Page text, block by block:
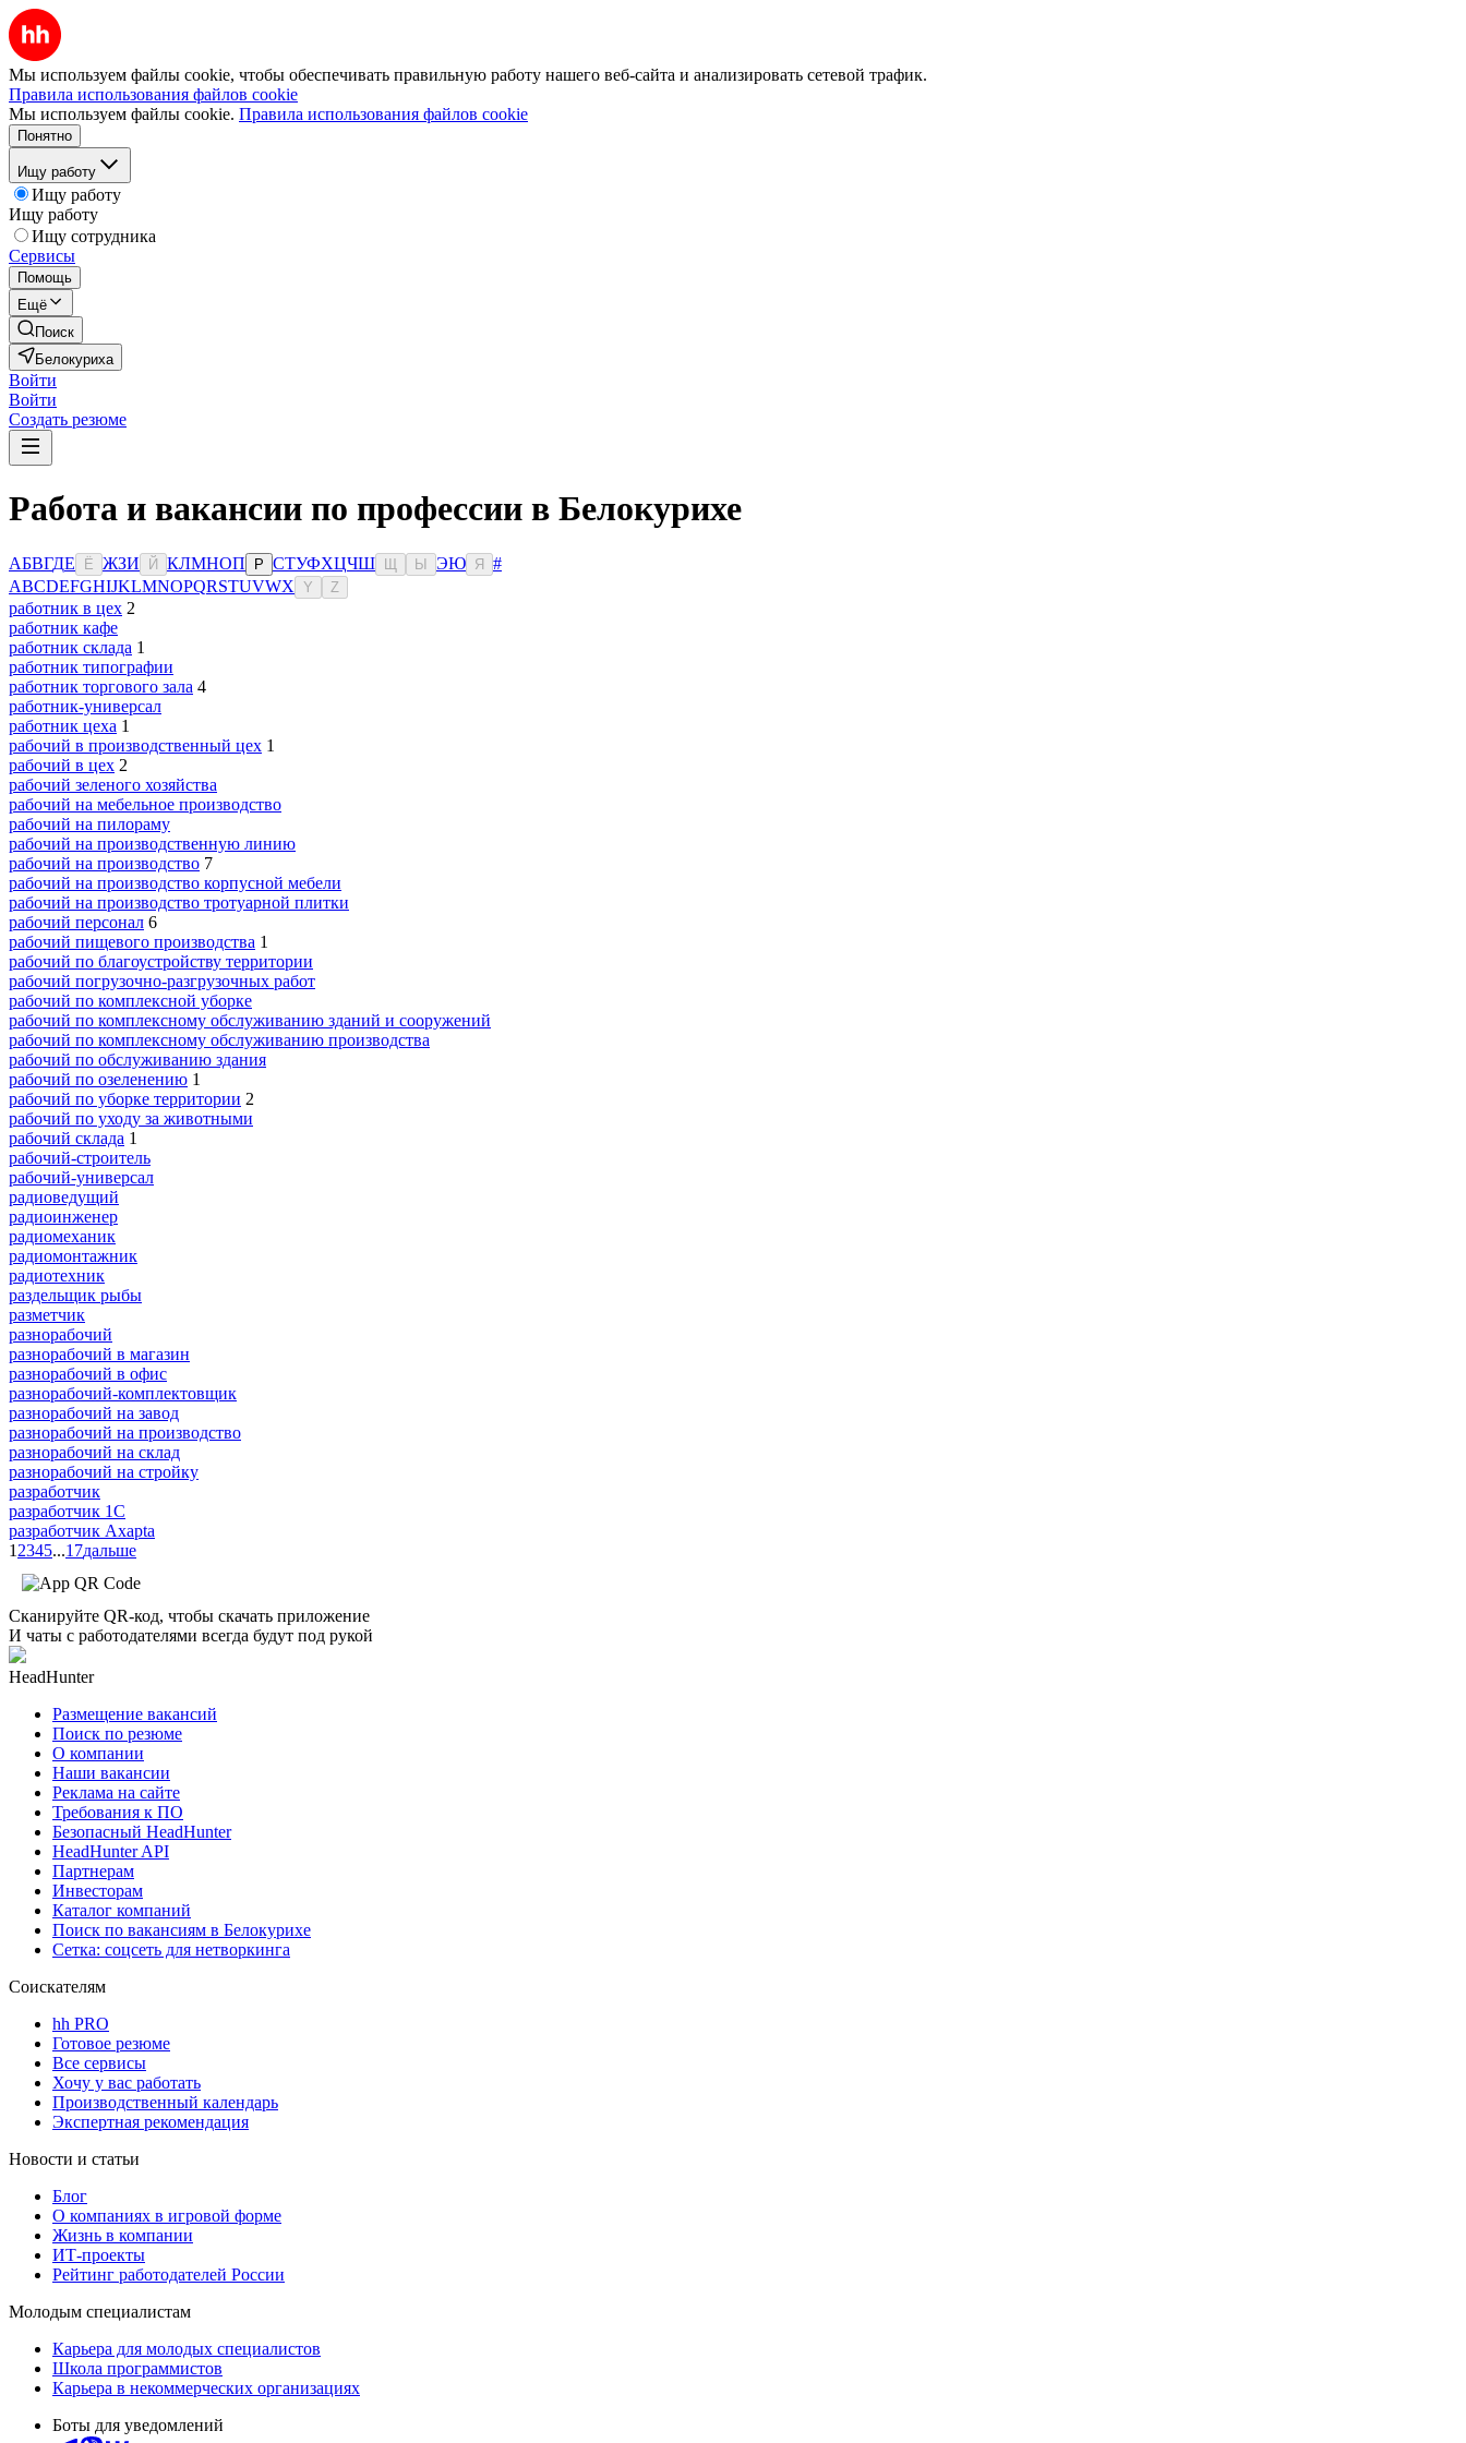
Мы используем файлы cookie, чтобы обеспечивать правильную работу нашего веб-сайта и анализировать сетевой трафик.
Правила использования файлов cookie
Мы используем файлы cookie. Правила использования файлов cookie
Понятно
Ищу работу
Ищу работу
Ищу работу
Ищу сотрудника
Сервисы
Помощь
Ещё
Поиск
Белокуриха
Войти
Войти
Создать резюме
Работа и вакансии по профессии в Белокурихе
АБВГДЕ Ё ЖЗИ Й КЛМНОП Р СТУФХЦЧШ Ы ЭЮ Я
#
ABCDEFGHIJKLMNOPQRSTUVWX Y Z
работник в цех 2
работник кафе
работник склада 1
работник типографии
работник торгового зала 4
работник-универсал
работник цеха 1
рабочий в производственный цех 1
рабочий в цех 2
рабочий зеленого хозяйства
рабочий на мебельное производство
рабочий на пилораму
рабочий на производственную линию
рабочий на производство 7
рабочий на производство корпусной мебели
рабочий на производство тротуарной плитки
рабочий персонал 6
рабочий пищевого производства 1
рабочий по благоустройству территории
рабочий погрузочно-разгрузочных работ
рабочий по комплексной уборке
рабочий по комплексному обслуживанию зданий и сооружений
рабочий по комплексному обслуживанию производства
рабочий по обслуживанию здания
рабочий по озеленению 1
рабочий по уборке территории 2
рабочий по уходу за животными
рабочий склада 1
рабочий-строитель
рабочий-универсал
радиоведущий
радиоинженер
радиомеханик
радиомонтажник
радиотехник
раздельщик рыбы
разметчик
разнорабочий
разнорабочий в магазин
разнорабочий в офис
разнорабочий-комплектовщик
разнорабочий на завод
разнорабочий на производство
разнорабочий на склад
разнорабочий на стройку
разработчик
разработчик 1C
разработчик Axapta
1 2345...17дальше
Сканируйте QR-код, чтобы скачать приложение
И чаты с работодателями всегда будут под рукой
HeadHunter
Размещение вакансий
Поиск по резюме
О компании
Наши вакансии
Реклама на сайте
Требования к ПО
Безопасный HeadHunter
HeadHunter API
Партнерам
Инвесторам
Каталог компаний
Поиск по вакансиям в Белокурихе
Сетка: соцсеть для нетворкинга
Соискателям
hh PRO
Готовое резюме
Все сервисы
Хочу у вас работать
Производственный календарь
Экспертная рекомендация
Новости и статьи
Блог
О компаниях в игровой форме
Жизнь в компании
ИТ-проекты
Рейтинг работодателей России
Молодым специалистам
Карьера для молодых специалистов
Школа программистов
Карьера в некоммерческих организациях
Боты для уведомлений